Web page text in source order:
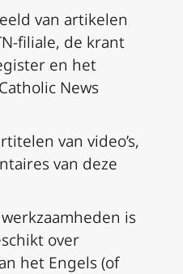
van artikelen
filiale, de krant
en het
News
van video’s,
van deze
is
over
het Engels (of